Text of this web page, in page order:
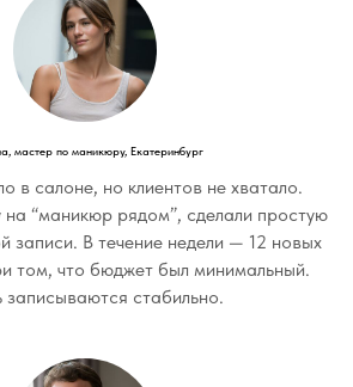
мастер по маникюру, Екатеринбург
в салоне, но клиентов не хватало.
на “маникюр рядом”, сделали простую
записи. В течение недели — 12 новых
том, что бюджет был минимальный.
записываются стабильно.